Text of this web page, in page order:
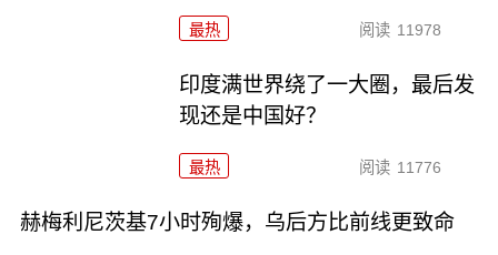
最热 阅读 11978
印度满世界绕了一大圈，最后发
现还是中国好？
最热 阅读 11776
赫梅利尼茨基7小时殉爆，乌后方比前线更致命